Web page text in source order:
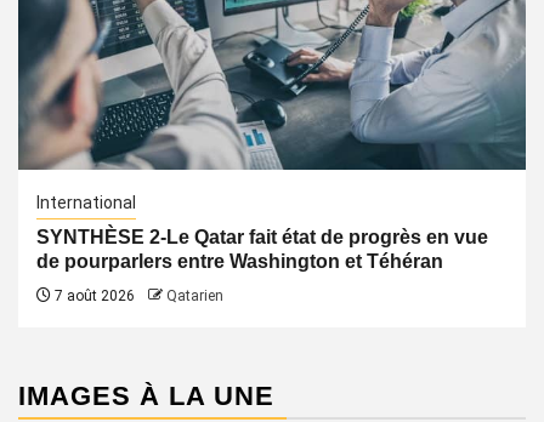
International
SYNTHÈSE 2-Le Qatar fait état de progrès en vue
de pourparlers entre Washington et Téhéran
7 août 2026 Qatarien
IMAGES À LA UNE